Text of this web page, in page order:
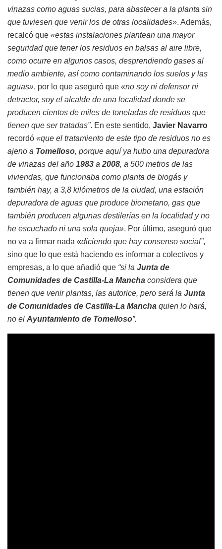
vinazas como aguas sucias, para abastecer a la planta sin
que tuviesen que venir los de otras localidades». Además,
recalcó que «estas instalaciones plantean una mayor
seguridad que tener los residuos en balsas al aire libre,
como ocurre en algunos casos, desprendiendo gases al
medio ambiente, así como contaminando los suelos y las
aguas», por lo que aseguró que «no soy ni defensor ni
detractor, soy el alcalde de una localidad donde se
producen cientos de miles de toneladas de residuos que
tienen que ser tratadas”. En este sentido, Javier Navarro
recordó «que el tratamiento de este tipo de residuos no es
ajeno a Tomelloso, porque aquí ya hubo una depuradora
de vinazas del año 1983 a 2008, a 500 metros de las
viviendas, que funcionaba como planta de biogás y
también hay, a 3,8 kilómetros de la ciudad, una estación
depuradora de aguas que produce biometano, gas que
también producen algunas destilerías en la localidad y no
he escuchado ni una sola queja». Por último, aseguró que
no va a firmar nada «diciendo que hay consenso social”,
sino que lo que está haciendo es informar a colectivos y
empresas, a lo que añadió que “si la Junta de
Comunidades de Castilla-La Mancha considera que
tienen que venir plantas, las autorice, pero será la Junta
de Comunidades de Castilla-La Mancha quien lo hará,
no el Ayuntamiento de Tomelloso”.